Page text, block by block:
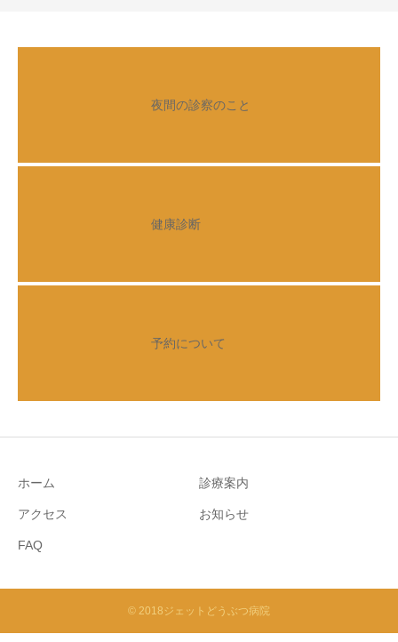
夜間の診察のこと
健康診断
予約について
ホーム 診療案内
アクセス お知らせ
FAQ
© 2018ジェットどうぶつ病院